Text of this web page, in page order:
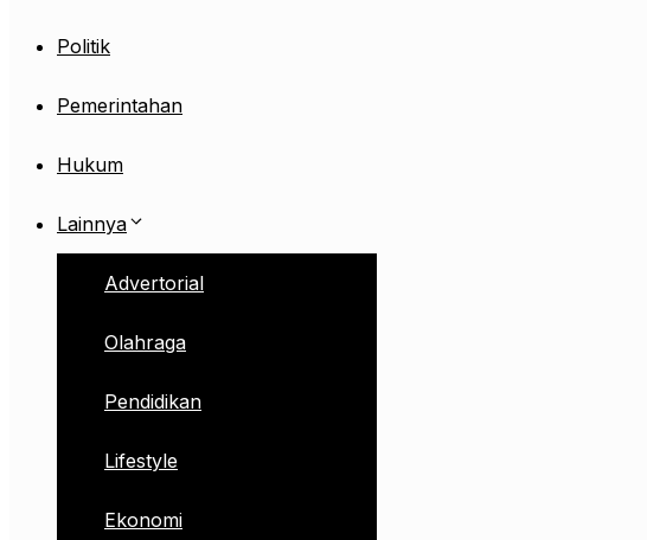
Politik
Pemerintahan
Hukum
Lainnya
Advertorial
Olahraga
Pendidikan
Lifestyle
Ekonomi